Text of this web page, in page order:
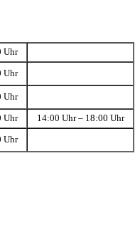
Uhr
Uhr
Uhr
Uhr 14:00 Uhr – 18:00 Uhr
Uhr